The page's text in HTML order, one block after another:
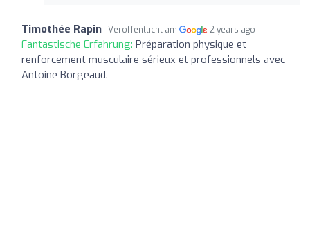
Timothée Rapin Veröffentlicht am 2 years ago
Fantastische Erfahrung: Préparation physique et
renforcement musculaire sérieux et professionnels avec
Antoine Borgeaud.